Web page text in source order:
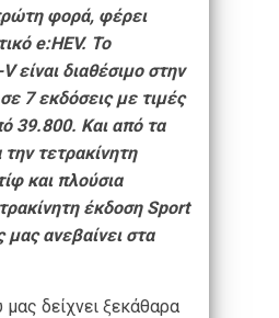
φορά, φέρει
e:HEV. Το
είναι διαθέσιμο στην
7 εκδόσεις με τιμές
39.800. Και από τα
τετρακίνητη
και πλούσια
έκδοση Sport
μας ανεβαίνει στα
δείχνει ξεκάθαρα